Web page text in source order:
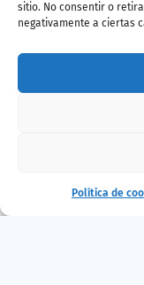
sitio. No consentir o
negativamente a ciertas
Política de
¿Te
la